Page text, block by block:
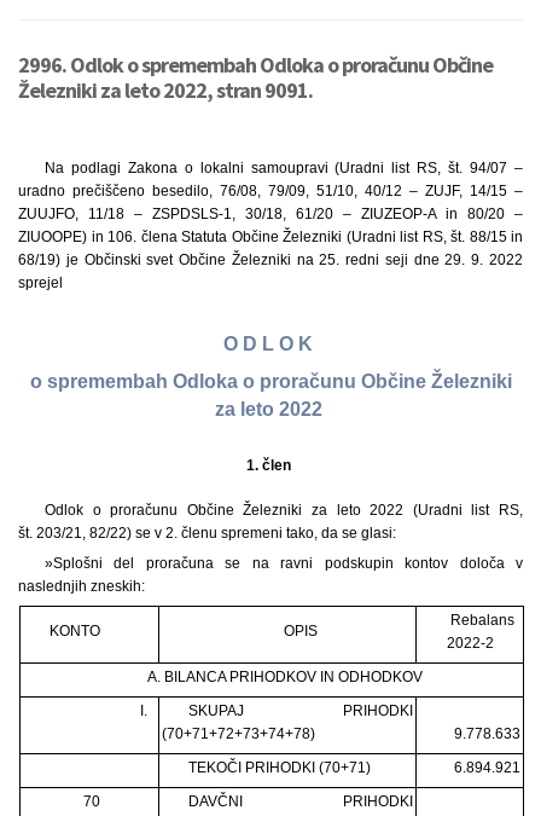
2996. Odlok o spremembah Odloka o proračunu Občine
Železniki za leto 2022, stran 9091.
Na podlagi Zakona o lokalni samoupravi (Uradni list RS, št. 94/07 –
uradno prečiščeno besedilo, 76/08, 79/09, 51/10, 40/12 – ZUJF, 14/15 –
ZUUJFO, 11/18 – ZSPDSLS-1, 30/18, 61/20 – ZIUZEOP-A in 80/20 –
ZIUOOPE) in 106. člena Statuta Občine Železniki (Uradni list RS, št. 88/15 in
68/19) je Občinski svet Občine Železniki na 25. redni seji dne 29. 9. 2022
sprejel
O D L O K
o spremembah Odloka o proračunu Občine Železniki
za leto 2022
1. člen
Odlok o proračunu Občine Železniki za leto 2022 (Uradni list RS,
št. 203/21, 82/22) se v 2. členu spremeni tako, da se glasi:
»Splošni del proračuna se na ravni podskupin kontov določa v
naslednjih zneskih:
KONTO OPIS
Rebalans
2022-2
A. BILANCA PRIHODKOV IN ODHODKOV
I.
SKUPAJ PRIHODKI
(70+71+72+73+74+78)
9.778.633
TEKOČI PRIHODKI (70+71)
6.894.921
70
DAVČNI PRIHODKI